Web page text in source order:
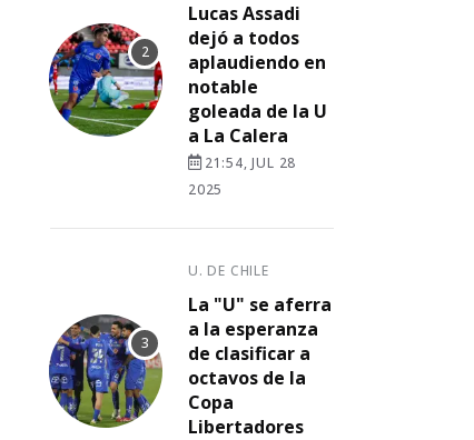
Lucas Assadi
dejó a todos
aplaudiendo en
notable
goleada de la U
a La Calera
21:54, JUL 28
2025
U. DE CHILE
La "U" se aferra
a la esperanza
de clasificar a
octavos de la
Copa
Libertadores